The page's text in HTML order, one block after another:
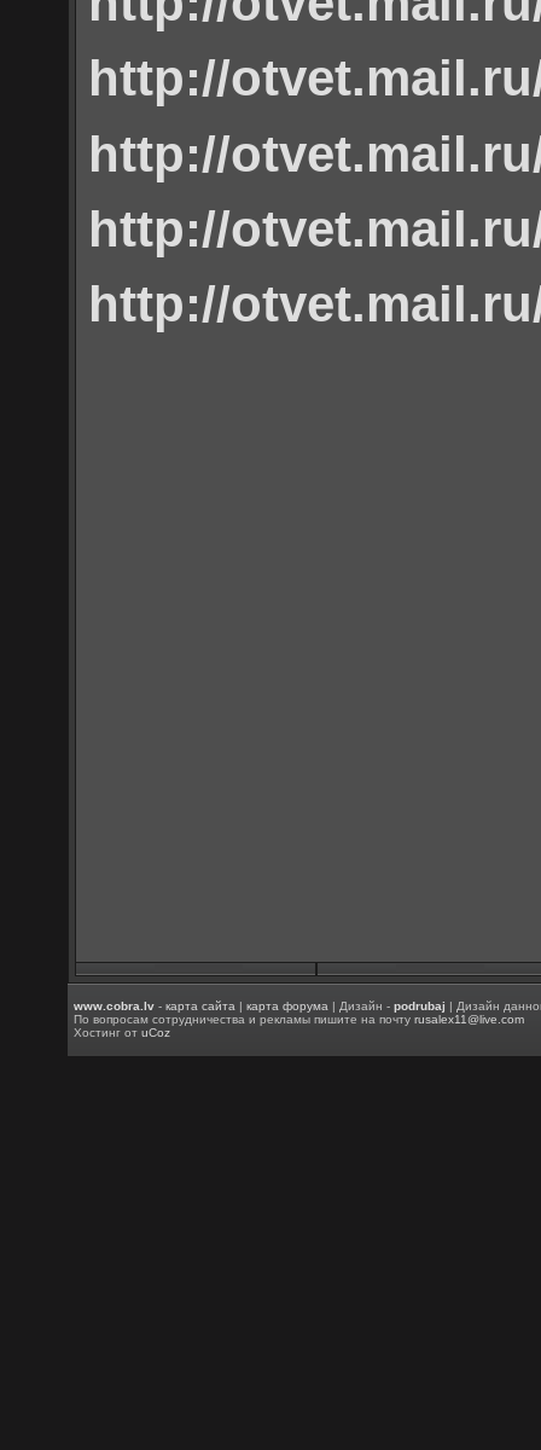
http://
http://
http://
http://
www.cobra.lv -карта сайта |карта форума | Дизайн -podrubaj | Дизайн
По вопросам сотрудничества и рекламы пишите на почтуrusalex11@live.com
Хостинг отuCoz